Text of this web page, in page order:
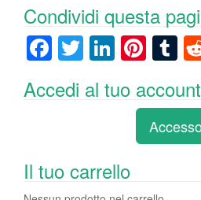
Condividi questa
F
c
o
T
wi
tt
Li
k
n
Pi
er
e
st
T
m
bl
r
Accedi al tuo
Il tuo carrello